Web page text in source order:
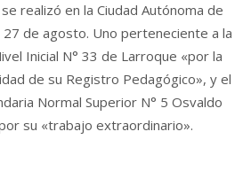
realizó en la Ciudad Autónoma de
de agosto. Uno perteneciente a la
Inicial N° 33 de Larroque «por la
de su Registro Pedagógico», y el
Normal Superior N° 5 Osvaldo
su «trabajo extraordinario».